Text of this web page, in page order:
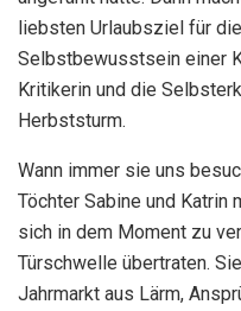
liebsten Urlaubsziel für
Selbstbewusstsein einer
Kritikerin und die
Herbststurm.
Wann immer sie uns
Töchter Sabine und Katrin
sich in dem Moment zu
Türschwelle übertraten.
Jahrmarkt aus Lärm,